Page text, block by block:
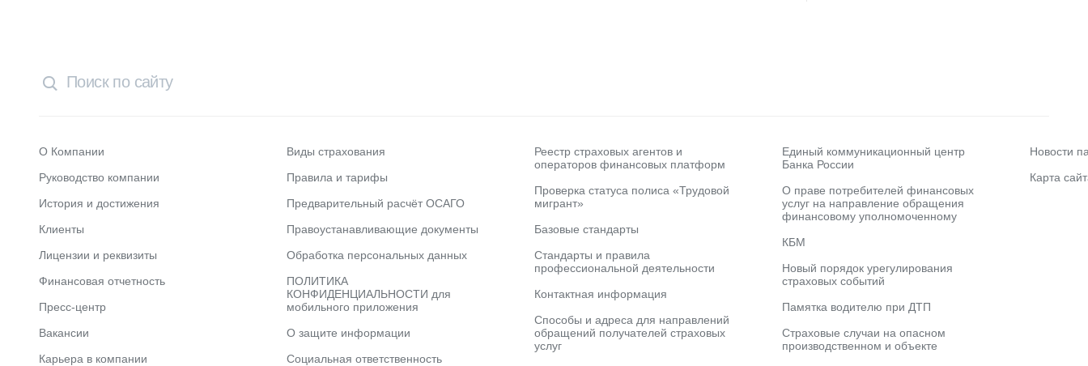
О Компании
Руководство компании
История и достижения
Клиенты
Лицензии и реквизиты
Финансовая отчетность
Пресс-центр
Вакансии
Карьера в компании
Виды страхования
Правила и тарифы
Предварительный расчёт ОСАГО
Правоустанавливающие документы
Обработка персональных данных
ПОЛИТИКА
КОНФИДЕНЦИАЛЬНОСТИ для
мобильного приложения
О защите информации
Социальная ответственность
Реестр страховых агентов и
операторов финансовых платформ
Проверка статуса полиса «Трудовой
мигрант»
Базовые стандарты
Стандарты и правила
профессиональной деятельности
Контактная информация
Способы и адреса для направлений
обращений получателей страховых
услуг
Единый коммуникационный центр
Банка России
О праве потребителей финансовых
услуг на направление обращения
финансовому уполномоченному
КБМ
Новый порядок урегулирования
страховых событий
Памятка водителю при ДТП
Страховые случаи на опасном
производственном и объекте
Новости
Карта